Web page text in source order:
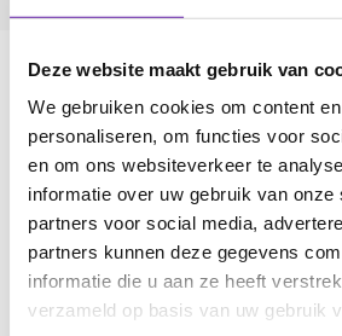
Deze website maakt gebruik van
We gebruiken cookies om content
personaliseren, om functies voor
en om ons websiteverkeer te
informatie over uw gebruik van onze
partners voor social media,
partners kunnen deze gegevens
informatie die u aan ze heeft
verzameld op basis van uw gebruik
Een bestaand e-
Heb je een e-mailadres bij je
stap je over naar een nieuwe,
mailadres niet meenemen.
dus als je naar KPN gaat, heb je
mailadres nodig. Onhandig,
iedereen laten weten dat je nu
bereikbaar bent. Een